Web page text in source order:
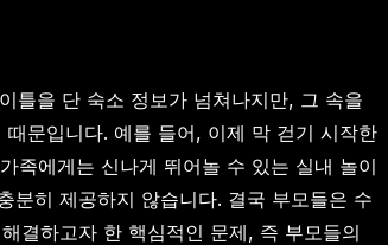
틀을 단 숙소 정보가 넘쳐나지만, 그 속을
문입니다. 예를 들어, 이제 막 걷기 시작한
족에게는 신나게 뛰어놀 수 있는 실내 놀이
분히 제공하지 않습니다. 결국 부모들은 수
결하고자 한 핵심적인 문제, 즉 부모들의